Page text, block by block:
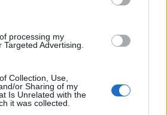
processing my
Advertising.
Collection, Use,
or Sharing of my
Is Unrelated with the
it was collected.